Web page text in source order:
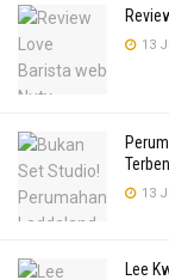
13
13
Lee